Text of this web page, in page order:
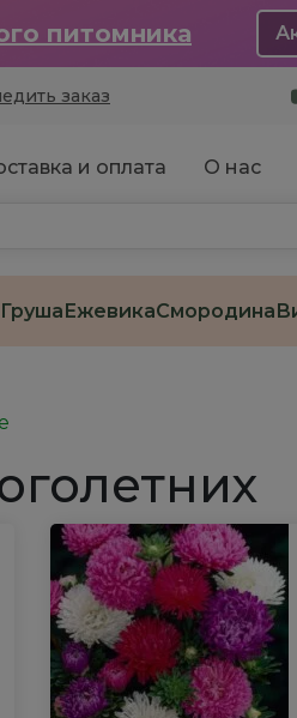
питомника
заказ
и оплата О нас
ГрушаЕжевикаСмородина